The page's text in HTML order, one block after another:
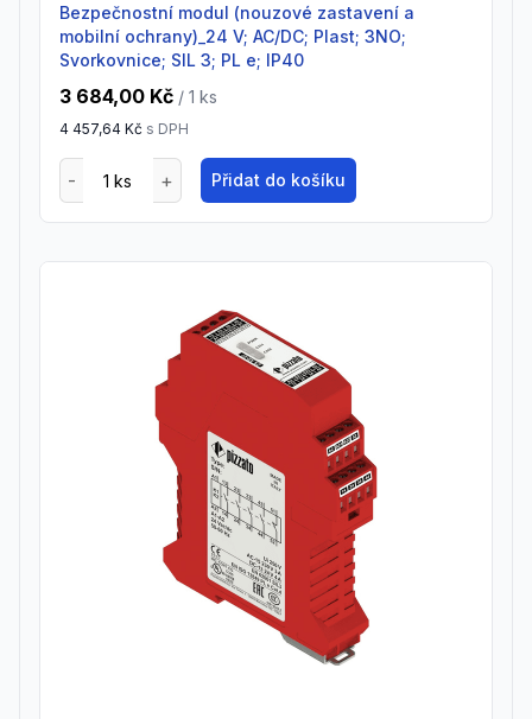
Bezpečnostní modul (nouzové zastavení a
mobilní ochrany)_24 V; AC/DC; Plast; 3NO;
Svorkovnice; SIL 3; PL e; IP40
3 684,00 Kč / 1 ks
4 457,64 Kč s DPH
Přidat do košíku